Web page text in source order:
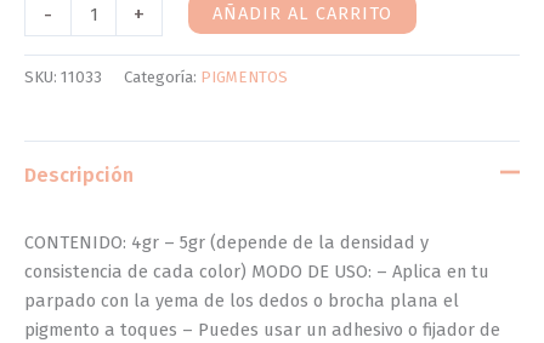
- + AÑADIR AL CARRITO
SKU: 11033 Categoría: PIGMENTOS
Descripción
CONTENIDO: 4gr – 5gr (depende de la densidad y
consistencia de cada color) MODO DE USO: – Aplica en tu
parpado con la yema de los dedos o brocha plana el
pigmento a toques – Puedes usar un adhesivo o fijador de